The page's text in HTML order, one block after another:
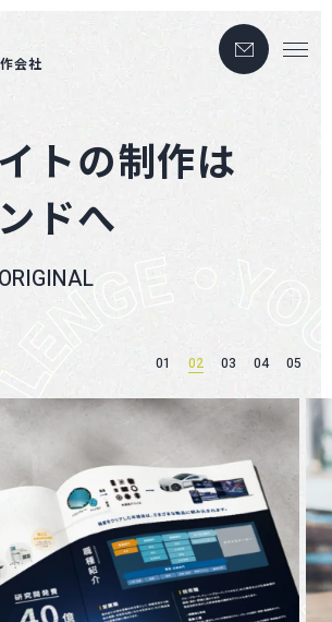
ハンド
会社
お問い合わせ
トの制作は
ドへ
01 02 03 04 05